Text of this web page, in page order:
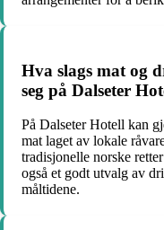
Hva slags mat og
seg på Dalseter
På Dalseter Hotell kan
mat laget av lokale
tradisjonelle norske
også et godt utvalg av
måltidene.